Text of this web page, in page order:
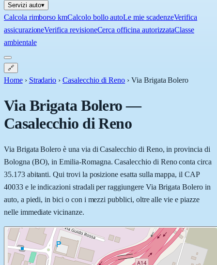
Servizi auto▾
Calcola rimborso kmCalcolo bollo autoLe mie scadenzeVerifica
assicurazioneVerifica revisioneCerca officina autorizzataClasse
ambientale
🔗
Home › Stradario › Casalecchio di Reno ›Via Brigata Bolero
Via Brigata Bolero—
Casalecchio di Reno
Via Brigata Bolero è una via di Casalecchio di Reno, in provincia di
Bologna (BO), in Emilia-Romagna. Casalecchio di Reno conta circa
35.173 abitanti. Qui trovi la posizione esatta sulla mappa, il CAP
40033 e le indicazioni stradali per raggiungere Via Brigata Bolero in
auto, a piedi, in bici o con i mezzi pubblici, oltre alle vie e piazze
nelle immediate vicinanze.